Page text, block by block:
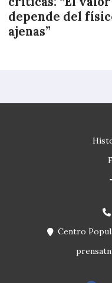
depende del
ajenas”
Centro